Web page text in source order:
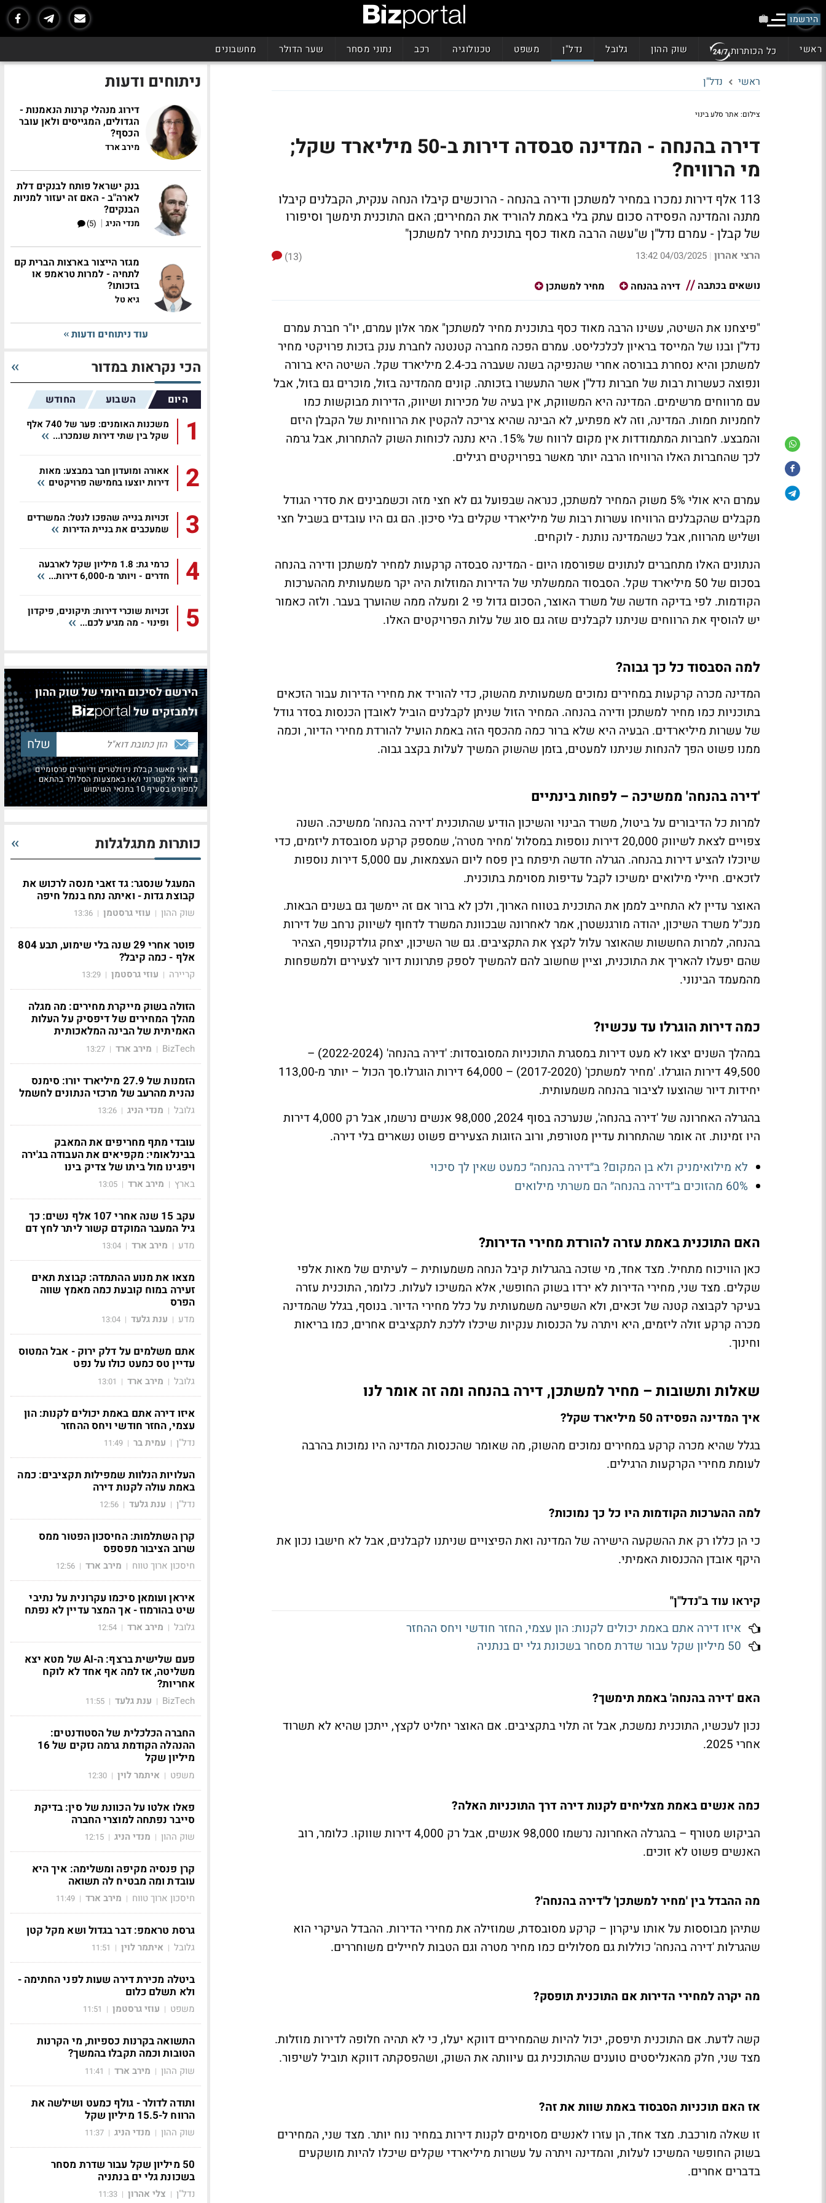
הירשמו
ראשי כל הכותרות שוק ההון גלובל נדל"ן משפט טכנולוגיה רכב נתוני מסחר שער הדולר מחשבונים
ראשי נדל"ן
צילום: אתר סלע בינוי
דירה בהנחה - המדינה סבסדה דירות ב-50 מיליארד שקל;
מי הרוויח?
113 אלף דירות נמכרו במחיר למשתכן ודירה בהנחה - הרוכשים קיבלו הנחה ענקית, הקבלנים קיבלו
מתנה והמדינה הפסידה סכום עתק בלי באמת להוריד את המחירים; האם התוכנית תימשך וסיפורו
של קבלן - עמרם נדל"ן ש"עשה הרבה מאוד כסף בתוכנית מחיר למשתכן"
הרצי אהרון |
04/03/2025 13:42
(13)
נושאים בכתבה
דירה בהנחה מחיר למשתכן
"פיצחנו את השיטה, עשינו הרבה מאוד כסף בתוכנית מחיר למשתכן" אמר אלון עמרם, יו"ר חברת עמרם
נדל"ן ובנו של המייסד בראיון לכלכליסט. עמרם הפכה מחברה קטנטנה לחברת ענק בזכות פרויקטי מחיר
למשתכן והיא נסחרת בבורסה אחרי שהנפיקה בשנה שעברה בכ-2.4 מיליארד שקל. השיטה היא ברורה
ונפוצה כעשרות רבות של חברות נדל"ן אשר התעשרו בזכותה. קונים מהמדינה בזול, מוכרים גם בזול, אבל
עם מרווחים מרשימים. המדינה היא המשווקת, אין בעיה של מכירות ושיווק, הדירות מבוקשות כמו
לחמניות חמות. המדינה, וזה לא מפתיע, לא הבינה שהיא צריכה להקטין את הרווחיות של הקבלן היזם
והמבצע. לחברות המתמודדות אין מקום לרווח של 15%. היא נתנה לכוחות השוק להתחרות, אבל גרמה
לכך שהחברות האלו הרוויחו הרבה יותר מאשר בפרויקטים רגילים.
עמרם היא אולי 5% משוק המחיר למשתכן, כנראה שבפועל גם לא חצי מזה וכשמבינים את סדרי הגודל
מקבלים שהקבלנים הרוויחו עשרות רבות של מיליארדי שקלים בלי סיכון. הם גם היו עובדים בשביל חצי
ושליש מהרווח, אבל כשהמדינה נותנת - לוקחים.
הנתונים האלו מתחברים לנתונים שפורסמו היום - המדינה סבסדה קרקעות למחיר למשתכן ודירה בהנחה
בסכום של 50 מיליארד שקל. הסבסוד הממשלתי של הדירות המוזלות היה יקר משמעותית מההערכות
הקודמות. לפי בדיקה חדשה של משרד האוצר, הסכום גדול פי 2 ומעלה ממה שהוערך בעבר. ולזה כאמור
יש להוסיף את הרווחים שניתנו לקבלנים שזה גם סוג של עלות הפרויקטים האלו.
למה הסבסוד כל כך גבוה?
המדינה מכרה קרקעות במחירים נמוכים משמעותית מהשוק, כדי להוריד את מחירי הדירות עבור הזכאים
בתוכניות כמו מחיר למשתכן ודירה בהנחה. המחיר הזול שניתן לקבלנים הוביל לאובדן הכנסות בסדר גודל
של עשרות מיליארדים. הבעיה היא שלא ברור כמה מהכסף הזה באמת הועיל להורדת מחירי הדיור, וכמה
ממנו פשוט הפך להנחות שניתנו למעטים, בזמן שהשוק המשיך לעלות בקצב גבוה.
'דירה בהנחה' ממשיכה – לפחות בינתיים
למרות כל הדיבורים על ביטול, משרד הבינוי והשיכון הודיע שהתוכנית 'דירה בהנחה' ממשיכה. השנה
צפויים לצאת לשיווק 20,000 דירות נוספות במסלול 'מחיר מטרה', שמספק קרקע מסובסדת ליזמים, כדי
שיוכלו להציע דירות בהנחה. הגרלה חדשה תיפתח בין פסח ליום העצמאות, עם 5,000 דירות נוספות
לזכאים. חיילי מילואים ימשיכו לקבל עדיפות מסוימת בתוכנית.
האוצר עדיין לא התחייב לממן את התוכנית בטווח הארוך, ולכן לא ברור אם זה יימשך גם בשנים הבאות.
מנכ"ל משרד השיכון, יהודה מורגנשטרן, אמר לאחרונה שבכוונת המשרד לדחוף לשיווק נרחב של דירות
בהנחה, למרות החששות שהאוצר עלול לקצץ את התקציבים. גם שר השיכון, יצחק גולדקנופף, הצהיר
שהם יפעלו להאריך את התוכנית, וציין שחשוב להם להמשיך לספק פתרונות דיור לצעירים ולמשפחות
מהמעמד הבינוני.
כמה דירות הוגרלו עד עכשיו?
במהלך השנים יצאו לא מעט דירות במסגרת התוכניות המסובסדות: 'דירה בהנחה' (2022-2024) –
49,500 דירות הוגרלו. 'מחיר למשתכן' (2017-2020) – 64,000 דירות הוגרלו.סך הכול – יותר מ-113,00
יחידות דיור שהוצעו לציבור בהנחה משמעותית.
בהגרלה האחרונה של 'דירה בהנחה', שנערכה בסוף 2024, 98,000 אנשים נרשמו, אבל רק 4,000 דירות
היו זמינות. זה אומר שהתחרות עדיין מטורפת, ורוב הזוגות הצעירים פשוט נשארים בלי דירה.
לא מילואימניק ולא בן המקום? ב״דירה בהנחה״ כמעט שאין לך סיכוי
60% מהזוכים ב״דירה בהנחה״ הם משרתי מילואים
האם התוכנית באמת עזרה להורדת מחירי הדירות?
כאן הוויכוח מתחיל. מצד אחד, מי שזכה בהגרלות קיבל הנחה משמעותית – לעיתים של מאות אלפי
שקלים. מצד שני, מחירי הדירות לא ירדו בשוק החופשי, אלא המשיכו לעלות. כלומר, התוכנית עזרה
בעיקר לקבוצה קטנה של זכאים, ולא השפיעה משמעותית על כלל מחירי הדיור. בנוסף, בגלל שהמדינה
מכרה קרקע זולה ליזמים, היא ויתרה על הכנסות ענקיות שיכלו ללכת לתקציבים אחרים, כמו בריאות
וחינוך.
שאלות ותשובות – מחיר למשתכן, דירה בהנחה ומה זה אומר לנו
איך המדינה הפסידה 50 מיליארד שקל?
בגלל שהיא מכרה קרקע במחירים נמוכים מהשוק, מה שאומר שהכנסות המדינה היו נמוכות בהרבה
לעומת מחירי הקרקעות הרגילים.
למה ההערכות הקודמות היו כל כך נמוכות?
כי הן כללו רק את ההשקעה הישירה של המדינה ואת הפיצויים שניתנו לקבלנים, אבל לא חישבו נכון את
היקף אובדן ההכנסות האמיתי.
קיראו עוד ב"נדל"ן"
איזו דירה אתם באמת יכולים לקנות: הון עצמי, החזר חודשי ויחס ההחזר
50 מיליון שקל עבור שדרת מסחר בשכונת גלי ים בנתניה
האם 'דירה בהנחה' באמת תימשך?
נכון לעכשיו, התוכנית נמשכת, אבל זה תלוי בתקציבים. אם האוצר יחליט לקצץ, ייתכן שהיא לא תשרוד
אחרי 2025.
כמה אנשים באמת מצליחים לקנות דירה דרך התוכניות האלה?
הביקוש מטורף – בהגרלה האחרונה נרשמו 98,000 אנשים, אבל רק 4,000 דירות שווקו. כלומר, רוב
האנשים פשוט לא זוכים.
מה ההבדל בין 'מחיר למשתכן' ל'דירה בהנחה'?
שתיהן מבוססות על אותו עיקרון – קרקע מסובסדת, שמוזילה את מחירי הדירות. ההבדל העיקרי הוא
שהגרלות 'דירה בהנחה' כוללות גם מסלולים כמו מחיר מטרה וגם הטבות לחיילים משוחררים.
מה יקרה למחירי הדירות אם התוכנית תופסק?
קשה לדעת. אם התוכנית תיפסק, יכול להיות שהמחירים דווקא יעלו, כי לא תהיה חלופה לדירות מוזלות.
מצד שני, חלק מהאנליסטים טוענים שהתוכנית גם עיוותה את השוק, ושהפסקתה דווקא תוביל לשיפור.
אז האם תוכניות הסבסוד באמת שוות את זה?
זו שאלה מורכבת. מצד אחד, הן עזרו לאנשים מסוימים לקנות דירות במחיר נוח יותר. מצד שני, המחירים
בשוק החופשי המשיכו לעלות, והמדינה ויתרה על עשרות מיליארדי שקלים שיכלו להיות מושקעים
בדברים אחרים.
ניתוחים ודעות
דירוג מנהלי קרנות הנאמנות -
הגדולים, המגייסים ולאן עובר
הכסף?
מירב ארד
בנק ישראל פותח לבנקים דלת
לארה"ב - האם זה יעזור למניות
הבנקים?
מנדי הניג |
(5)
מגזר הייצור בארצות הברית קם
לתחיה - למרות טראמפ או
בזכותו?
גיא טל
עוד ניתוחים ודעות
הכי נקראות במדור
היום השבוע החודש
1
משכנות האומנים: פער של 740 אלף
שקל בין שתי דירות שנמכרו...
2
אאורה ומועדון חבר במבצע: מאות
דירות יוצעו בחמישה פרויקטים
3
זכויות בנייה שהפכו לנטל: המשרדים
שמעכבים את בניית הדירות
4
כרמי גת: 1.8 מיליון שקל לארבעה
חדרים - ויותר מ-6,000 דירות...
5
זכויות שוכרי דירות: תיקונים, פיקדון
ופינוי - מה מגיע לכם...
הירשם לסיכום היומי של שוק ההון
ולמבזקים של
אני מאשר קבלת ניוזלטרים ודיוורים פרסומיים
בדואר אלקטרוני ו/או באמצעות הסלולר בהתאם
למפורט בסעיף 10 בתנאי השימוש
כותרות מתגלגלות
המעגל שנסגר: גד זאבי מנסה לרכוש את
קבוצת גדות - ואיתה נתח בנמל חיפה
שוק ההון | עוזי גרסטמן |
13:36
פוטר אחרי 29 שנה בלי שימוע, תבע 804
אלף - כמה קיבל?
קריירה | עוזי גרסטמן |
13:29
הזולה בשוק מייקרת מחירים: מה מגלה
מהלך המחירים של דיפסיק על העלות
האמיתית של הבינה המלאכותית
BizTech
| מירב ארד |
13:27
הזמנות של 27.9 מיליארד יורו: סימנס
נהנית מהרעב של מרכזי הנתונים לחשמל
גלובל | מנדי הניג |
13:26
עובדי מתף מחריפים את המאבק
בבינלאומי: מקפיאים את העבודה בג'ירה
ויפגינו מול ביתו של צדיק בינו
בארץ | מירב ארד |
13:05
עקב 15 שנה אחרי 107 אלף נשים: כך
גיל המעבר המוקדם קשור ליתר לחץ דם
מדע | מירב ארד |
13:04
מצאו את מנוע ההתמדה: קבוצת תאים
זעירה במוח קובעת כמה מאמץ שווה
הפרס
מדע | ענת גלעד |
13:04
אתם משלמים על דלק ירוק - אבל המטוס
עדיין טס כמעט כולו על נפט
גלובל | מירב ארד |
13:01
איזו דירה אתם באמת יכולים לקנות: הון
עצמי, החזר חודשי ויחס ההחזר
נדל"ן | עמית בר |
11:49
העלויות הנלוות שמפילות תקציבים: כמה
באמת עולה לקנות דירה
נדל"ן | ענת גלעד |
12:56
קרן השתלמות: החיסכון הפטור ממס
שרוב הציבור מפספס
חיסכון ארוך טווח | מירב ארד |
12:56
איראן ועומאן סיכמו עקרונית על נתיבי
שיט בהורמוז - אך המצר עדיין לא נפתח
גלובל | מירב ארד |
12:54
פעם שלישית ברצף: ה-AI של מטא יצא
משליטה, אז למה אף אחד לא לוקח
אחריות?
BizTech
| ענת גלעד |
11:55
החברה הכלכלית של הסטודנטים:
ההנהלה הקודמת גרמה נזקים של 16
מיליון שקל
משפט | איתמר לוין |
12:30
פאלו אלטו על הכוונת של סין: בדיקת
סייבר נפתחה למוצרי החברה
שוק ההון | מנדי הניג |
12:15
קרן פנסיה מקיפה ומשלימה: איך היא
עובדת ומה מבטיח לה תשואה
חיסכון ארוך טווח | מירב ארד |
11:49
גרסת טראמפ: דבר בגדול ושא מקל קטן
גלובל | איתמר לוין |
11:51
ביטלה מכירת דירה שעות לפני החתימה -
ולא תשלם כלום
משפט | עוזי גרסטמן |
11:51
התשואה בקרנות כספיות, מי הקרנות
הטובות וכמה תקבלו בהמשך?
שוק ההון | מירב ארד |
11:41
ותודה לדולר - גולף כמעט ושילשה את
הרווח ל-15.5 מיליון שקל
שוק ההון | מנדי הניג |
11:37
50 מיליון שקל עבור שדרת מסחר
בשכונת גלי ים בנתניה
נדל"ן | צלי אהרון |
11:33